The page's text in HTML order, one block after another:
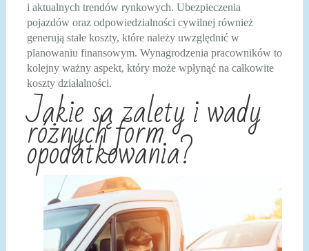
i aktualnych trendów rynkowych. Ubezpieczenia
pojazdów oraz odpowiedzialności cywilnej również
generują stałe koszty, które należy uwzględnić w
planowaniu finansowym. Wynagrodzenia pracowników to
kolejny ważny aspekt, który może wpłynąć na całkowite
koszty działalności.
Jakie są zalety i wady
różnych form
opodatkowania?